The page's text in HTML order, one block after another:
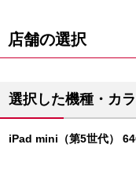
店舗の選択
選択した機種・カ
iPad mini（第5世代）